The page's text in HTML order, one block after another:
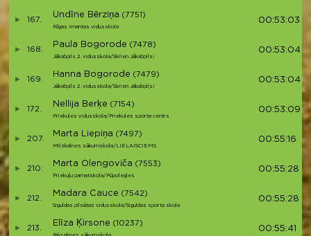
167.
Undīne Bērziņa (7751)
Rīgas Imantas vidusskola
00:53:03
168.
Paula Bogorode (7478)
Jēkabpils 2. vidusskola/Skrien Jēkabpils!
00:53:04
169.
Hanna Bogorode (7479)
Jēkabpils 2. vidusskola/Skrien Jēkabpils!
00:53:04
172.
Nellija Berķe (7154)
Priekules vidusskola/Priekules sporta centrs
00:53:09
207.
Marta Liepiņa (7497)
Milzkalnes sākumskola/LIELAISCIEMS
00:55:16
210.
Marta Olengoviča (7553)
Priekuļu pamatskola/Pūpolegles
00:55:28
212.
Madara Cauce (7542)
Siguldas pilsētas vidusskola/Siguldas sporta skola
00:55:28
213.
Elīza Ķirsone (10237)
Rēzeknes sākumskola
00:55:41